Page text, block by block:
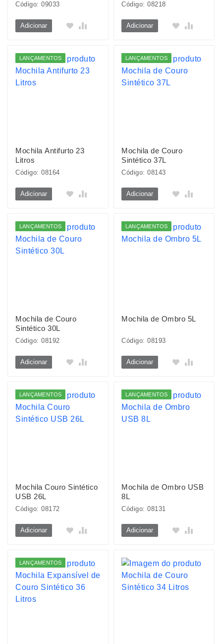
Código: 09033
Adicionar
Código: 08218
Adicionar
LANÇAMENTOS
Mochila Antifurto 23
Litros
Código: 08164
Adicionar
LANÇAMENTOS
Mochila de Couro
Sintético 37L
Código: 08143
Adicionar
LANÇAMENTOS
Mochila de Couro
Sintético 30L
Código: 08192
Adicionar
LANÇAMENTOS
Mochila de Ombro 5L
Código: 08193
Adicionar
LANÇAMENTOS
Mochila Couro Sintético
USB 26L
Código: 08172
Adicionar
LANÇAMENTOS
Mochila de Ombro USB
8L
Código: 08131
Adicionar
LANÇAMENTOS